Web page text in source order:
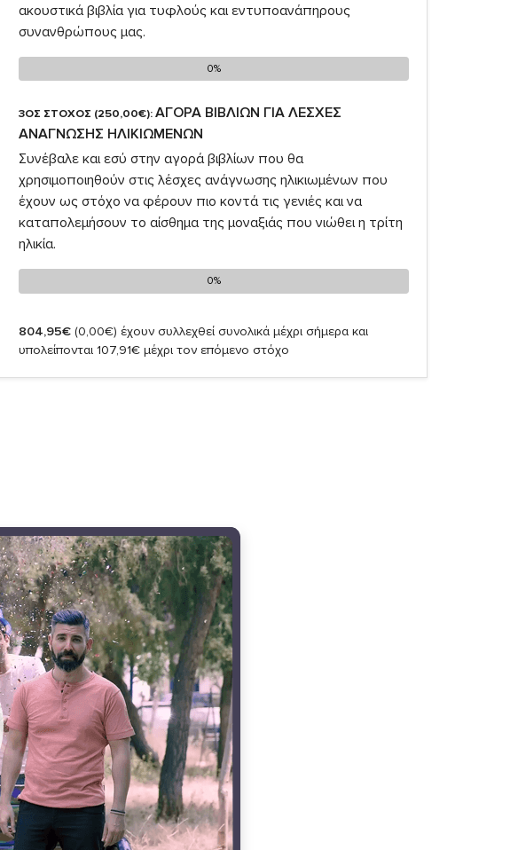
ακουστικά βιβλία για τυφλούς και εντυποανάπηρους
συνανθρώπους μας.
0%
0%
3ΟΣ ΣΤΟΧΟΣ (250,00€):ΑΓΟΡΑ ΒΙΒΛΙΩΝ ΓΙΑ ΛΕΣΧΕΣ
ΑΝΑΓΝΩΣΗΣ ΗΛΙΚΙΩΜΕΝΩΝ
Συνέβαλε και εσύ στην αγορά βιβλίων που θα
χρησιμοποιηθούν στις λέσχες ανάγνωσης ηλικιωμένων που
έχουν ως στόχο να φέρουν πιο κοντά τις γενιές και να
καταπολεμήσουν το αίσθημα της μοναξιάς που νιώθει η τρίτη
ηλικία.
0%
0%
804,95€ (0,00€) έχουν συλλεχθεί συνολικά μέχρι σήμερα και
υπολείπονται 107,91€ μέχρι τον επόμενο στόχο